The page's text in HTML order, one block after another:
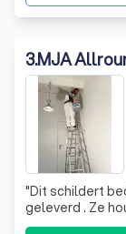
3.MJA
"Dit schildert
geleverd . Ze houden zich goed aan de afspraken en ik ben
tevreden over